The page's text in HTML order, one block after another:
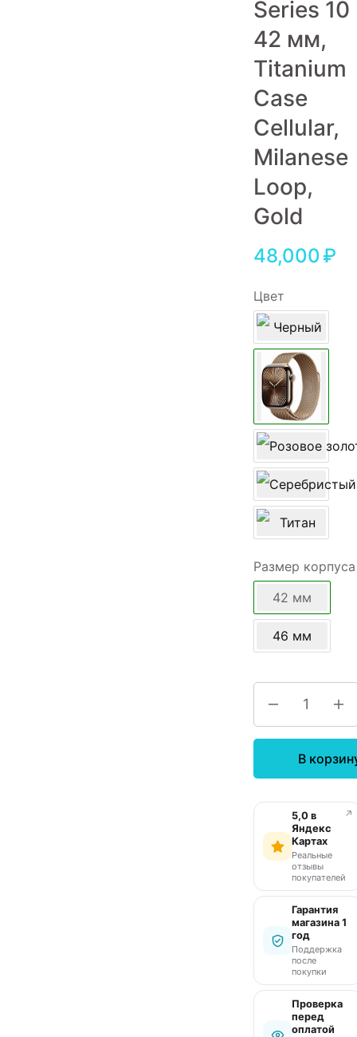
Series 10
42 мм,
Titanium
Case
Cellular,
Milanese
Loop,
Gold
48,000₽
Цвет
Размер корпуса
42 мм
46 мм
В
5,0 в
Яндекс
Картах
Реальные
отзывы
покупателей
↗
Гарантия
магазина 1
год
Поддержка
после
покупки
Проверка
перед
оплатой